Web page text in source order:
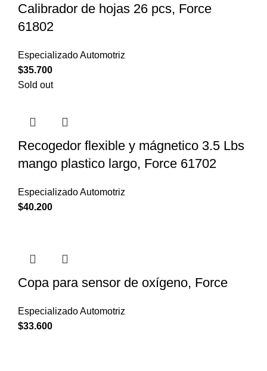
Calibrador de hojas 26 pcs, Force
61802
Especializado Automotriz
$35.700
Sold out
Recogedor flexible y mágnetico 3.5 Lbs
mango plastico largo, Force 61702
Especializado Automotriz
$40.200
Copa para sensor de oxígeno, Force
Especializado Automotriz
$33.600